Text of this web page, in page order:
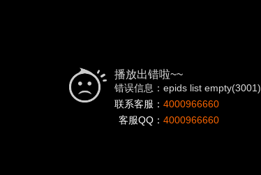
播放出错啦~~
错误信息：epids list empty(3001)
联系客服： 4000966660
客服QQ： 4000966660